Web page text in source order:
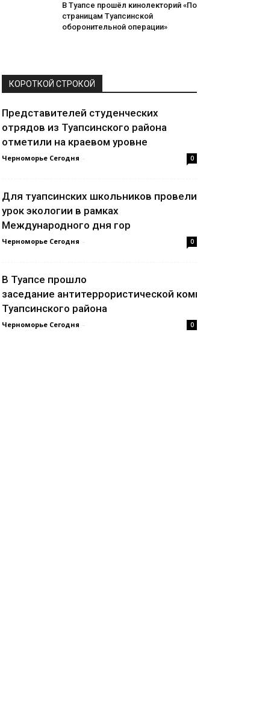
В Туапсе прошёл кинолекторий «По
страницам Туапсинской
оборонительной операции»
КОРОТКОЙ СТРОКОЙ
Представителей студенческих
отрядов из Туапсинского района
отметили на краевом уровне
Черноморье Сегодня - 0
Для туапсинских школьников провели
урок экологии в рамках
Международного дня гор
Черноморье Сегодня - 0
В Туапсе прошло
заседание антитеррористической комиссии
Туапсинского района
Черноморье Сегодня - 0